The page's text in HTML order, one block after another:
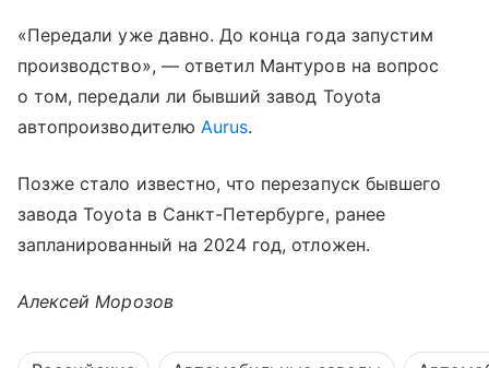
«Передали уже давно. До конца года запустим
производство», — ответил Мантуров на вопрос
о том, передали ли бывший завод Toyota
автопроизводителю Aurus.
Позже стало известно, что перезапуск бывшего
завода Toyota в Санкт-Петербурге, ранее
запланированный на 2024 год, отложен.
Алексей Морозов